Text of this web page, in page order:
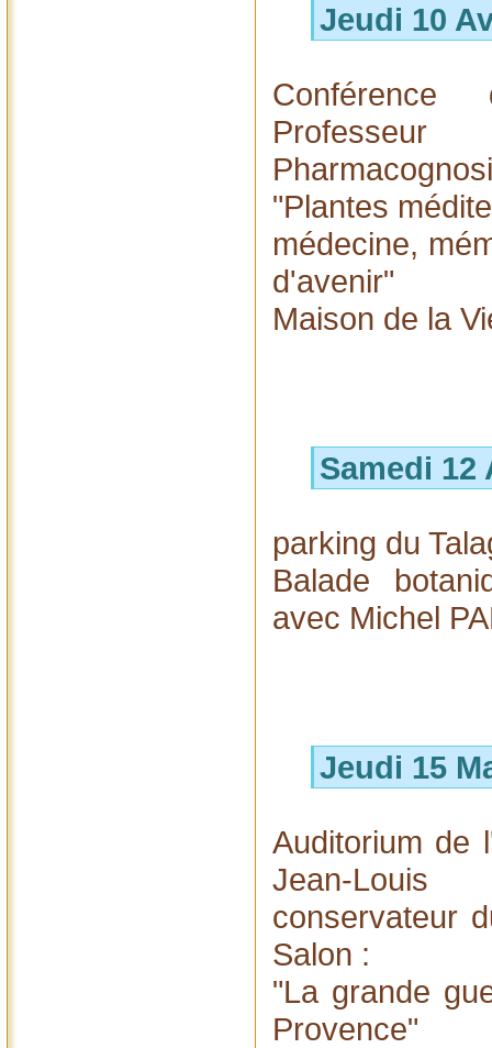
Jeudi 10
"Plantes
médecine,
d'avenir"
Maison de la
Samedi 12
parking du
Balade
avec Michel
Jeudi 15
Auditorium de
Jean-
conservateur
Salon :
"La grande
Provence"